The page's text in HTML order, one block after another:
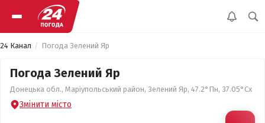
24 Канал Погода Зелений Яр
Погода Зелений Яр
Донецька обл., Маріупольський район, Зелений Яр, 47.2°Пн, 37.05°Сх
Змінити місто